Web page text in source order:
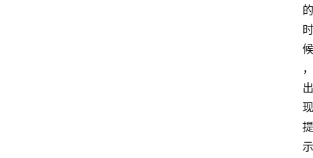
的
时
候
，
出
现
提
示